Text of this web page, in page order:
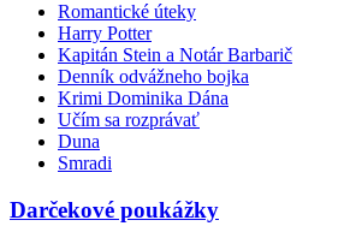
Romantické úteky
Harry Potter
Kapitán Stein a Notár Barbarič
Denník odvážneho bojka
Krimi Dominika Dána
Učím sa rozprávať
Duna
Smradi
Darčekové poukážky